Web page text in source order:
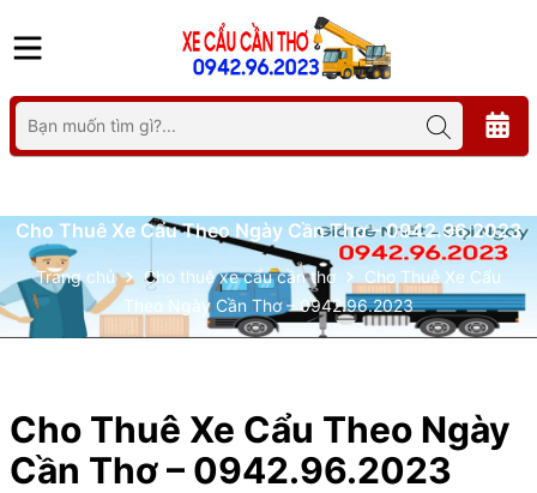
Cho Thuê Xe Cẩu Theo Ngày Cần Thơ – 0942.96.2023
Trang chủ Cho thuê xe cẩu cần thơ
Cho Thuê Xe Cẩu
Theo Ngày Cần Thơ – 0942.96.2023
Cho Thuê Xe Cẩu Theo Ngày
Cần Thơ – 0942.96.2023